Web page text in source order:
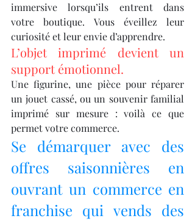
immersive lorsqu’ils entrent dans
votre boutique. Vous éveillez leur
curiosité et leur envie d’apprendre.
L’objet imprimé devient un
support émotionnel.
Une figurine, une pièce pour réparer
un jouet cassé, ou un souvenir familial
imprimé sur mesure : voilà ce que
permet votre commerce.
Se démarquer avec des
offres saisonnières en
ouvrant un commerce en
franchise qui vends des